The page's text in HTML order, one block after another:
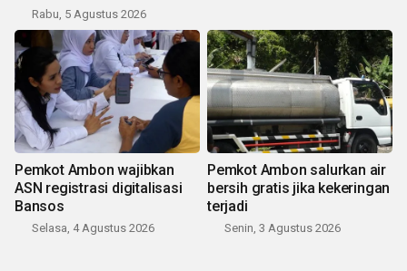
Rabu, 5 Agustus 2026
Pemkot Ambon wajibkan
ASN registrasi digitalisasi
Bansos
Selasa, 4 Agustus 2026
Pemkot Ambon salurkan air
bersih gratis jika kekeringan
terjadi
Senin, 3 Agustus 2026